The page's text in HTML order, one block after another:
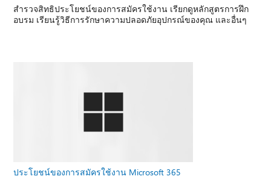
สํารวจสิทธิประโยชน์ของการสมัครใช้งาน เรียกดูหลักสูตรการฝึก
อบรม เรียนรู้วิธีการรักษาความปลอดภัยอุปกรณ์ของคุณ และอื่นๆ
ประโยชน์ของการสมัครใช้งาน Microsoft 365